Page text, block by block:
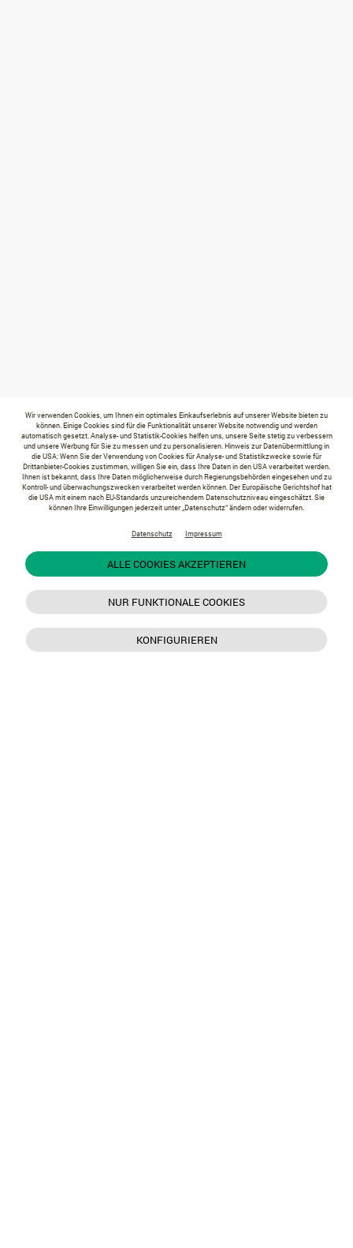
Wir verwenden Cookies, um Ihnen ein optimales Einkaufserlebnis auf unserer Website bieten zu
können. Einige Cookies sind für die Funktionalität unserer Website notwendig und werden
automatisch gesetzt. Analyse- und Statistik-Cookies helfen uns, unsere Seite stetig zu verbessern
und unsere Werbung für Sie zu messen und zu personalisieren. Hinweis zur Datenübermittlung in
die USA: Wenn Sie der Verwendung von Cookies für Analyse- und Statistikzwecke sowie für
Drittanbieter-Cookies zustimmen, willigen Sie ein, dass Ihre Daten in den USA verarbeitet werden.
Ihnen ist bekannt, dass Ihre Daten möglicherweise durch Regierungsbehörden eingesehen und zu
Kontroll- und überwachungszwecken verarbeitet werden können. Der Europäische Gerichtshof hat
die USA mit einem nach EU-Standards unzureichendem Datenschutzniveau eingeschätzt. Sie
können Ihre Einwilligungen jederzeit unter „Datenschutz“ ändern oder widerrufen.
Datenschutz Impressum
ALLE COOKIES AKZEPTIEREN
NUR FUNKTIONALE COOKIES
KONFIGURIEREN